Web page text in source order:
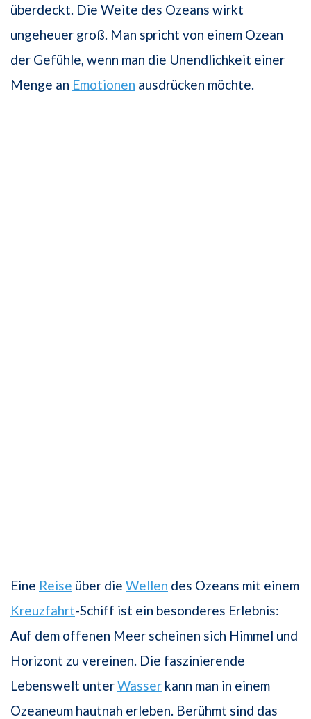
überdeckt. Die Weite des Ozeans wirkt
ungeheuer groß. Man spricht von einem Ozean
der Gefühle, wenn man die Unendlichkeit einer
Menge an Emotionen ausdrücken möchte.
Eine Reise über die Wellen des Ozeans mit einem
Kreuzfahrt-Schiff ist ein besonderes Erlebnis:
Auf dem offenen Meer scheinen sich Himmel und
Horizont zu vereinen. Die faszinierende
Lebenswelt unterWasser kann man in einem
Ozeaneum hautnah erleben. Berühmt sind das